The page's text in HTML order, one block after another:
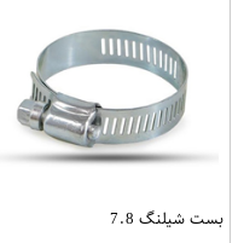
بست شیلنگ 7.8